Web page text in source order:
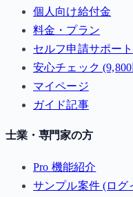
個人向け給付金
料金・プラン
セルフ申請サポー
安心チェック
マイページ
ガイド記事
士業・専門家の方
Pro 機能紹介
サンプル案件 (ログ